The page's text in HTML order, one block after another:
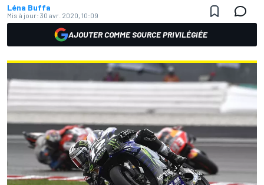
Léna Buffa
Mis à jour: 30 avr. 2020, 10:09
AJOUTER COMME SOURCE PRIVILÉGIÉE